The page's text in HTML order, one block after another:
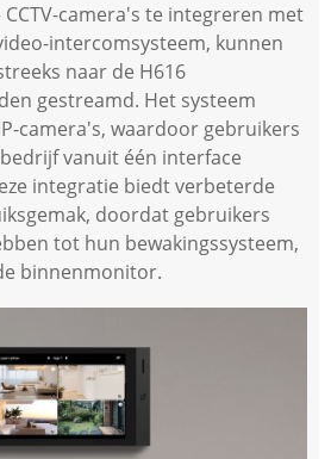
camera's te integreren met
intercomsysteem, kunnen
naar de H616
gestreamd. Het systeem
camera's, waardoor gebruikers
vanuit één interface
integratie biedt verbeterde
doordat gebruikers
tot hun bewakingssysteem,
binnenmonitor.